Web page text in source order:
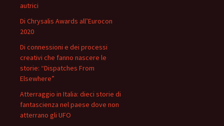
autrici
Di Chrysalis Awards all’Eurocon
2020
Di connessioni e dei processi
creativi che fanno nascere le
storie: “Dispatches From
Elsewhere”
Atterraggio in Italia: dieci storie di
fantascienza nel paese dove non
atterrano gli UFO